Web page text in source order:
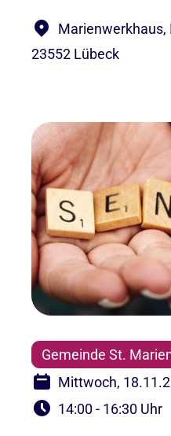
Marienwerkhaus,
23552 Lübeck
Gemeinde St.
Mittwoch,
14:00 - 16:30 Uhr